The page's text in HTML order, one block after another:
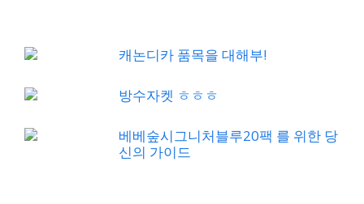
캐논디카 품목을 대해부!
방수자켓 ㅎㅎㅎ
베베숲시그니처블루20팩 를 위한 당
신의 가이드